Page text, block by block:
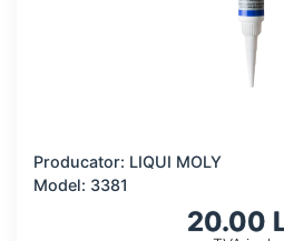
Producator: LIQUI MOLY
Model: 3381
20.00